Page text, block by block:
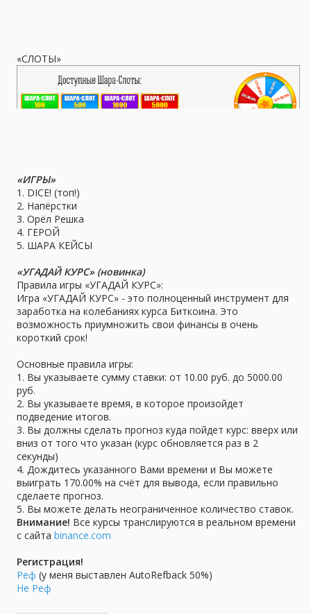
«СЛОТЫ»
«ИГРЫ»
1. DICE! (топ!)
2. Напёрстки
3. Орёл Решка
4. ГЕРОЙ
5. ШАРА КЕЙСЫ
«УГАДАЙ КУРС» (новинка)
Правила игры «УГАДАЙ КУРС»:
Игра «УГАДАЙ КУРС» - это полноценный инструмент для
заработка на колебаниях курса Биткоина. Это
возможность приумножить свои финансы в очень
короткий срок!
Основные правила игры:
1. Вы указываете сумму ставки: от 10.00 руб. до 5000.00
руб.
2. Вы указываете время, в которое произойдет
подведение итогов.
3. Вы должны сделать прогноз куда пойдет курс: вверх или
вниз от того что указан (курс обновляется раз в 2
секунды)
4. Дождитесь указанного Вами времени и Вы можете
выиграть 170.00% на счёт для вывода, если правильно
сделаете прогноз.
5. Вы можете делать неограниченное количество ставок.
Внимание! Все курсы транслируются в реальном времени
с сайта binance.com
Регистрация!
Реф (у меня выставлен AutoRefback 50%)
Не Реф